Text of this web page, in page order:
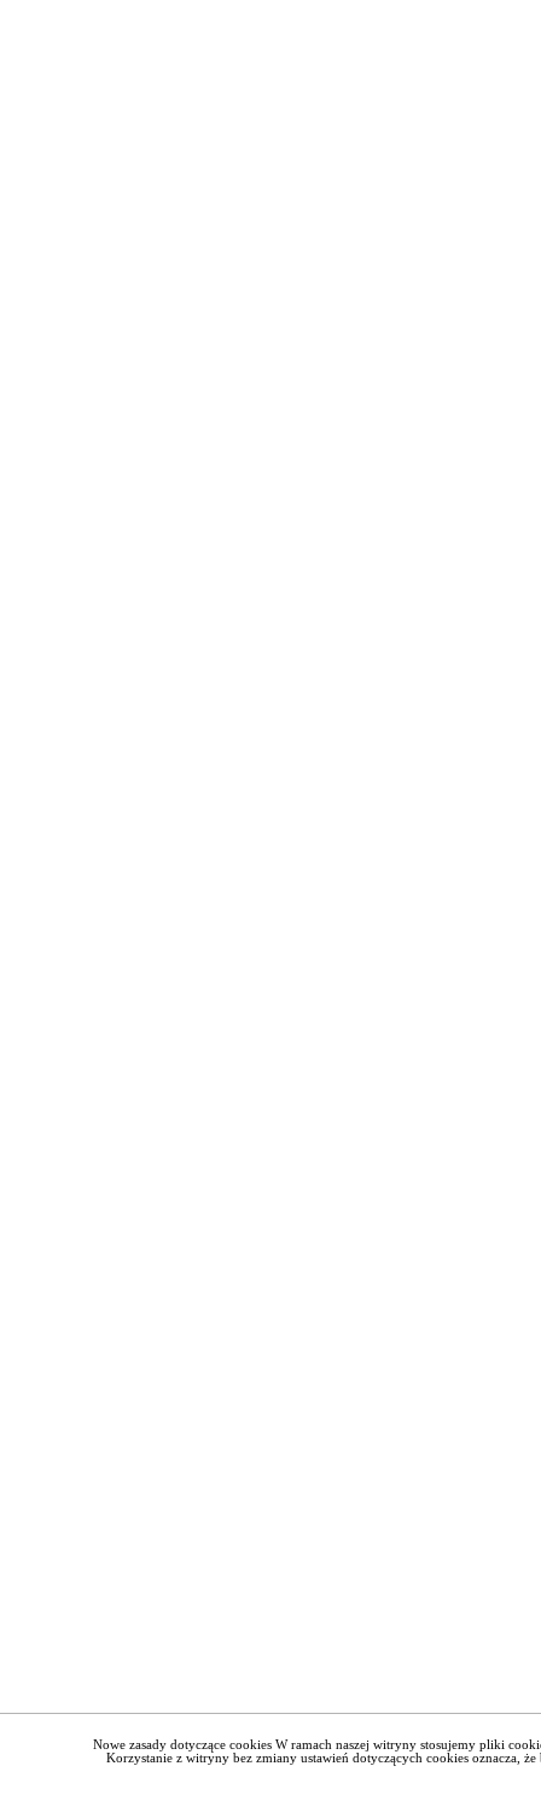
Nowe zasady dotyczące cookies W ramach naszej witryny stosujemy pliki
Korzystanie z witryny bez zmiany ustawień dotyczących cookies oznacza,